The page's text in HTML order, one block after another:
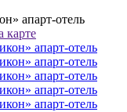
апарт-отель
карте